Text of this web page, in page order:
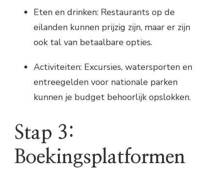
Eten en drinken: Restaurants op de
eilanden kunnen prijzig zijn, maar er zijn
ook tal van betaalbare opties.
Activiteiten: Excursies, watersporten en
entreegelden voor nationale parken
kunnen je budget behoorlijk opslokken.
Stap 3:
Boekingsplatformen